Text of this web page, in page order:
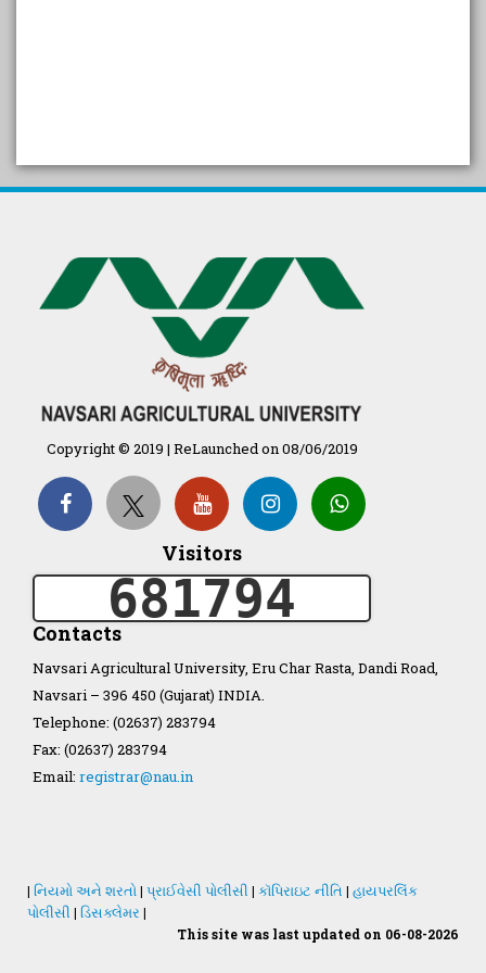
Arogya setu App information
in Gujarati
દેશી ગાય આધારિત પ્રાકૃતિક ખેતી
गुणवत्ता युक्त कृषि-शिक्षा एक पहल" - भारतीय
कृषि अनुसंधान परिषद की 25वीं अखिल
भारतीय कृषि प्रवेश परीक्षा 2020
Organization Structure
ખેડુત માર્ગદર્શિકા
Accreditation Certificate
Statastics
Copyright © 2019 | ReLaunched on 08/06/2019
Visitors
681794
Contacts
Navsari Agricultural University, Eru Char Rasta, Dandi Road,
Navsari – 396 450 (Gujarat) INDIA.
Telephone: (02637) 283794
Fax: (02637) 283794
Email: registrar@nau.in
| નિયમો અને શરતો| પ્રાઈવેસી પોલીસી | કૉપિરાઇટ નીતિ | હાયપરલિંક
પોલીસી | ડિસક્લેમર |
This site was last updated on 06-08-2026